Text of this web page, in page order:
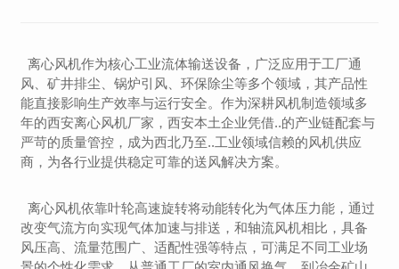
离心风机作为核心工业流体输送设备，广泛应用于工厂通
风、矿井排尘、锅炉引风、环保除尘等多个领域，其产品性
能直接影响生产效率与运行安全。作为深耕风机制造领域多
年的西安离心风机厂家，西安本土企业凭借..的产业链配套与
严苛的质量管控，成为西北乃至..工业领域信赖的风机供应
商，为各行业提供稳定可靠的送风解决方案。
离心风机依靠叶轮高速旋转将动能转化为气体压力能，通过
改变气流方向实现气体加速与排送，和轴流风机相比，具备
风压高、流量范围广、适配性强等特点，可满足不同工业场